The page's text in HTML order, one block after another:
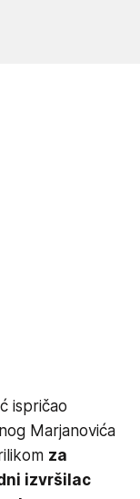
ispričao
Marjanovića
za
izvršilac